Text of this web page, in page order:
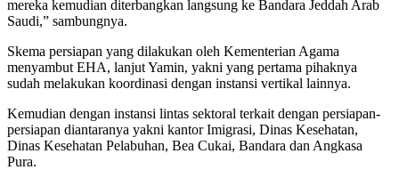
mereka kemudian diterbangkan langsung ke Bandara Jeddah Arab
Saudi,” sambungnya.
Skema persiapan yang dilakukan oleh Kementerian Agama
menyambut EHA, lanjut Yamin, yakni yang pertama pihaknya
sudah melakukan koordinasi dengan instansi vertikal lainnya.
Kemudian dengan instansi lintas sektoral terkait dengan persiapan-
persiapan diantaranya yakni kantor Imigrasi, Dinas Kesehatan,
Dinas Kesehatan Pelabuhan, Bea Cukai, Bandara dan Angkasa
Pura.